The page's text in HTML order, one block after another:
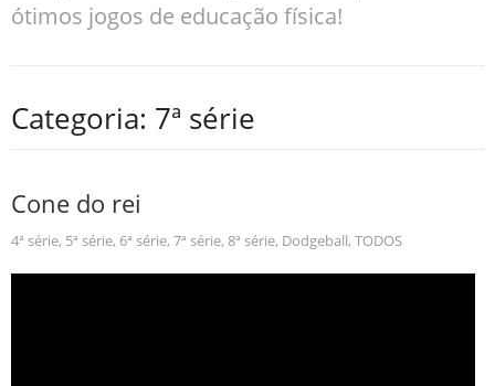
ótimos jogos de educação física!
Categoria: 7ª série
Cone do rei
4ª série, 5ª série, 6ª série, 7ª série, 8ª série, Dodgeball, TODOS